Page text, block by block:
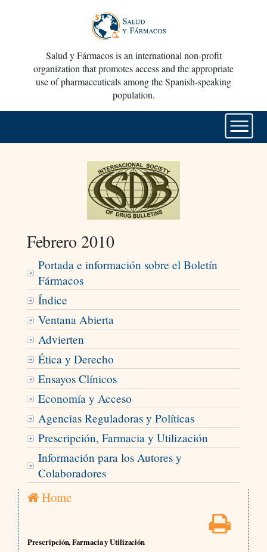
Salud y Fármacos is an international non-profit
organization that promotes access and the appropriate
use of pharmaceuticals among the Spanish-speaking
population.
Febrero 2010
Portada e información sobre el Boletín
Fármacos
Índice
Ventana Abierta
Advierten
Ética y Derecho
Ensayos Clínicos
Economía y Acceso
Agencias Reguladoras y Políticas
Prescripción, Farmacia y Utilización
Información para los Autores y
Colaboradores
Home
Prescripción, Farmacia y Utilización